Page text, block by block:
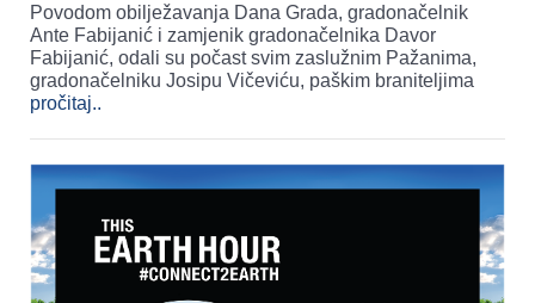
Povodom obilježavanja Dana Grada, gradonačelnik
Ante Fabijanić i zamjenik gradonačelnika Davor
Fabijanić, odali su počast svim zaslužnim Pažanima,
gradonačelniku Josipu Vičeviću, paškim braniteljima
pročitaj..